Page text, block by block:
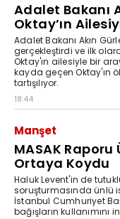
Adalet Bakanı
Oktay’ın
Adalet Bakanı Akın
gerçekleştirdi ve ilk
Oktay'ın ailesiyle bir
kayda geçen Oktay'ın
tartışılıyor.
18:44
Manşet
MASAK Raporu
Ortaya Koydu
Haluk Levent'in de
soruşturmasında ünlü
İstanbul Cumhuriyet
bağışların kullanımını